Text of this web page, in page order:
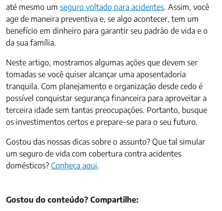
até mesmo um seguro voltado para acidentes. Assim, você
age de maneira preventiva e, se algo acontecer, tem um
benefício em dinheiro para garantir seu padrão de vida e o
da sua família.
Neste artigo, mostramos algumas ações que devem ser
tomadas se você quiser alcançar uma aposentadoria
tranquila. Com planejamento e organização desde cedo é
possível conquistar segurança financeira para aproveitar a
terceira idade sem tantas preocupações. Portanto, busque
os investimentos certos e prepare-se para o seu futuro.
Gostou das nossas dicas sobre o assunto? Que tal simular
um seguro de vida com cobertura contra acidentes
domésticos? Conheça aqui.
Gostou do conteúdo? Compartilhe: